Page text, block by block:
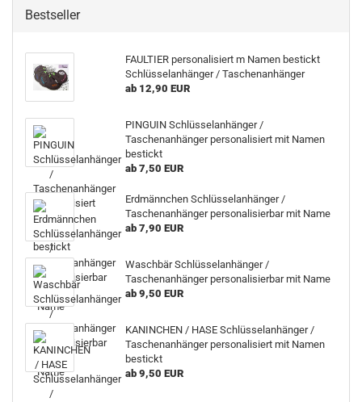
Bestseller
FAULTIER personalisiert m Namen bestickt
Schlüsselanhänger / Taschenanhänger
ab 12,90 EUR
PINGUIN Schlüsselanhänger /
Taschenanhänger personalisiert mit Namen
bestickt
ab 7,50 EUR
Erdmännchen Schlüsselanhänger /
Taschenanhänger personalisierbar mit Name
ab 7,90 EUR
Waschbär Schlüsselanhänger /
Taschenanhänger personalisierbar mit Name
ab 9,50 EUR
KANINCHEN / HASE Schlüsselanhänger /
Taschenanhänger personalisiert mit Namen
bestickt
ab 9,50 EUR